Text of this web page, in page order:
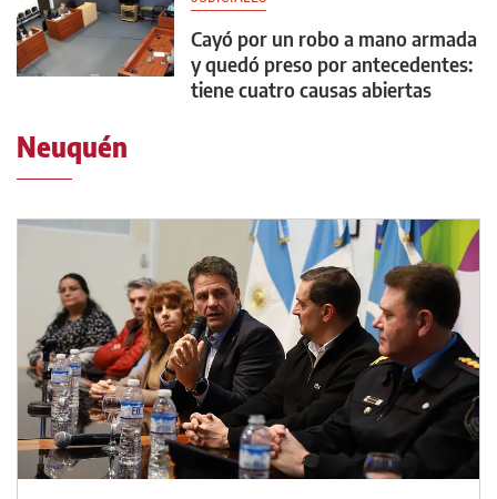
Cayó por un robo a mano armada
y quedó preso por antecedentes:
tiene cuatro causas abiertas
Neuquén